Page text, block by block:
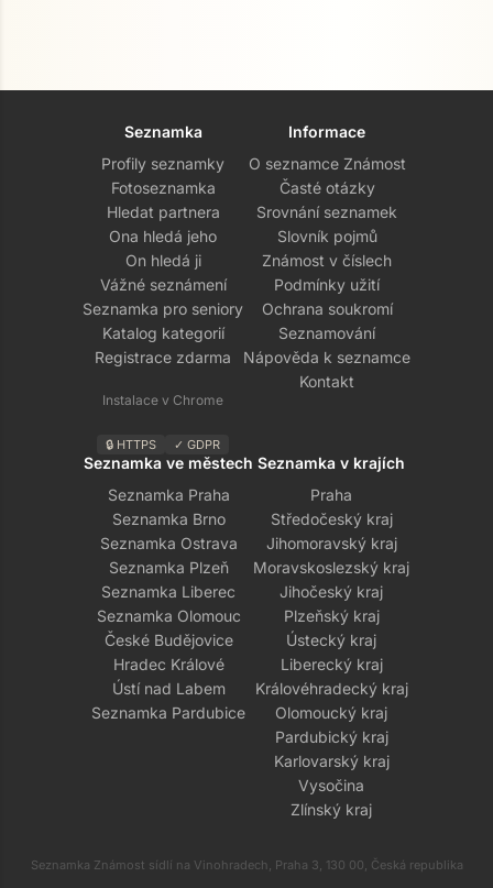
Seznamka
Profily seznamky
Fotoseznamka
Hledat partnera
Ona hledá jeho
On hledá ji
Vážné seznámení
Seznamka pro seniory
Katalog kategorií
Registrace zdarma
Instalace v Chrome
🔒 HTTPS ✓ GDPR
Informace
O seznamce Známost
Časté otázky
Srovnání seznamek
Slovník pojmů
Známost v číslech
Podmínky užití
Ochrana soukromí
Seznamování
Nápověda k seznamce
Kontakt
Seznamka ve městech
Seznamka Praha
Seznamka Brno
Seznamka Ostrava
Seznamka Plzeň
Seznamka Liberec
Seznamka Olomouc
České Budějovice
Hradec Králové
Ústí nad Labem
Seznamka Pardubice
Seznamka v krajích
Praha
Středočeský kraj
Jihomoravský kraj
Moravskoslezský kraj
Jihočeský kraj
Plzeňský kraj
Ústecký kraj
Liberecký kraj
Královéhradecký kraj
Olomoucký kraj
Pardubický kraj
Karlovarský kraj
Vysočina
Zlínský kraj
Seznamka Známost sídlí na Vinohradech, Praha 3, 130 00, Česká republika